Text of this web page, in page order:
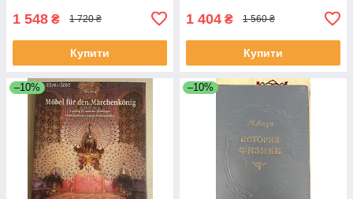
1 548 ₴ 1 720 ₴
Купити
1 404 ₴ 1 560 ₴
Купити
–10% –10%